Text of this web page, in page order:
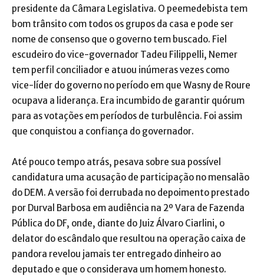
presidente da Câmara Legislativa. O peemedebista tem
bom trânsito com todos os grupos da casa e pode ser
nome de consenso que o governo tem buscado. Fiel
escudeiro do vice-governador Tadeu Filippelli, Nemer
tem perfil conciliador e atuou inúmeras vezes como
vice-líder do governo no período em que Wasny de Roure
ocupava a liderança. Era incumbido de garantir quórum
para as votações em períodos de turbulência. Foi assim
que conquistou a confiança do governador.
Até pouco tempo atrás, pesava sobre sua possível
candidatura uma acusação de participação no mensalão
do DEM. A versão foi derrubada no depoimento prestado
por Durval Barbosa em audiência na 2º Vara de Fazenda
Pública do DF, onde, diante do Juiz Álvaro Ciarlini, o
delator do escândalo que resultou na operação caixa de
pandora revelou jamais ter entregado dinheiro ao
deputado e que o considerava um homem honesto.